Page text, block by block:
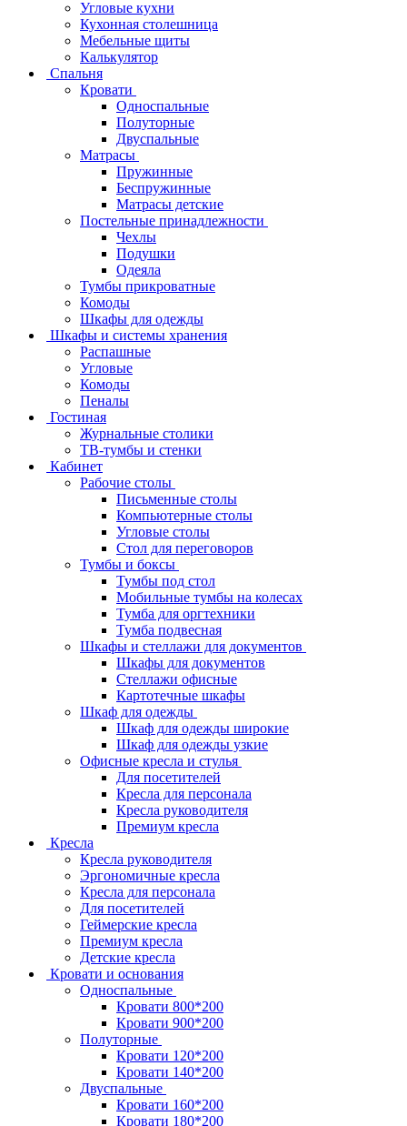
Угловые кухни
Кухонная столешница
Мебельные щиты
Калькулятор
Спальня
Кровати
Односпальные
Полуторные
Двуспальные
Матрасы
Пружинные
Беспружинные
Матрасы детские
Постельные принадлежности
Чехлы
Подушки
Одеяла
Тумбы прикроватные
Комоды
Шкафы для одежды
Шкафы и системы хранения
Распашные
Угловые
Комоды
Пеналы
Гостиная
Журнальные столики
ТВ‑тумбы и стенки
Кабинет
Рабочие столы
Письменные столы
Компьютерные столы
Угловые столы
Стол для переговоров
Тумбы и боксы
Тумбы под стол
Мобильные тумбы на колесах
Тумба для оргтехники
Тумба подвесная
Шкафы и стеллажи для документов
Шкафы для документов
Стеллажи офисные
Картотечные шкафы
Шкаф для одежды
Шкаф для одежды широкие
Шкаф для одежды узкие
Офисные кресла и стулья
Для посетителей
Кресла для персонала
Кресла руководителя
Премиум кресла
Кресла
Кресла руководителя
Эргономичные кресла
Кресла для персонала
Для посетителей
Геймерские кресла
Премиум кресла
Детские кресла
Кровати и основания
Односпальные
Кровати 800*200
Кровати 900*200
Полуторные
Кровати 120*200
Кровати 140*200
Двуспальные
Кровати 160*200
Кровати 180*200